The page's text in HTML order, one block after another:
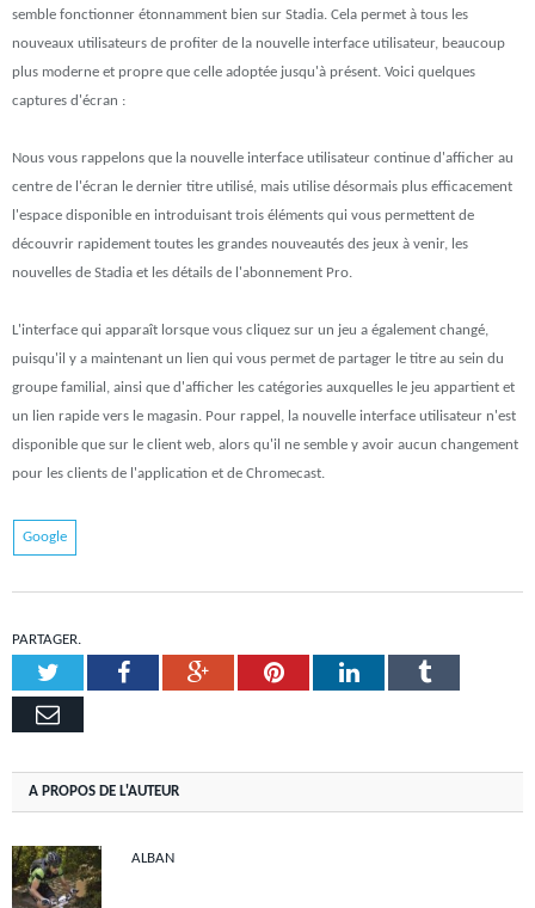
semble fonctionner étonnamment bien sur Stadia. Cela permet à tous les
nouveaux utilisateurs de profiter de la nouvelle interface utilisateur, beaucoup
plus moderne et propre que celle adoptée jusqu'à présent. Voici quelques
captures d'écran :
Nous vous rappelons que la nouvelle interface utilisateur continue d'afficher au
centre de l'écran le dernier titre utilisé, mais utilise désormais plus efficacement
l'espace disponible en introduisant trois éléments qui vous permettent de
découvrir rapidement toutes les grandes nouveautés des jeux à venir, les
nouvelles de Stadia et les détails de l'abonnement Pro.
L'interface qui apparaît lorsque vous cliquez sur un jeu a également changé,
puisqu'il y a maintenant un lien qui vous permet de partager le titre au sein du
groupe familial, ainsi que d'afficher les catégories auxquelles le jeu appartient et
un lien rapide vers le magasin. Pour rappel, la nouvelle interface utilisateur n'est
disponible que sur le client web, alors qu'il ne semble y avoir aucun changement
pour les clients de l'application et de Chromecast.
Google
PARTAGER.
TwitterFacebookGoogle+PinterestLinkedInTumblr
Email
A PROPOS DE L'AUTEUR
ALBAN